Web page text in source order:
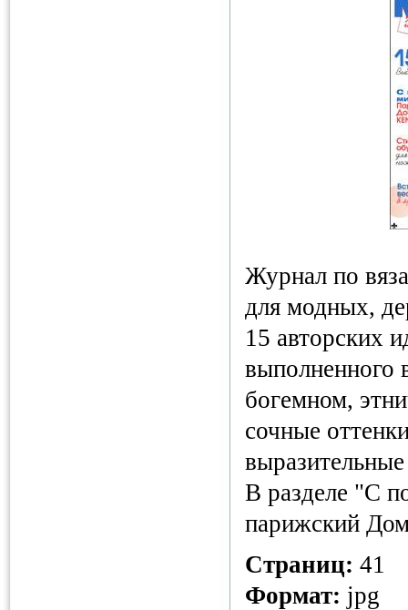
Журнал по
для модных,
15 авторских
выполненного
богемном,
сочные
В разделе "С
парижский
Страниц: 41
Формат: jpg